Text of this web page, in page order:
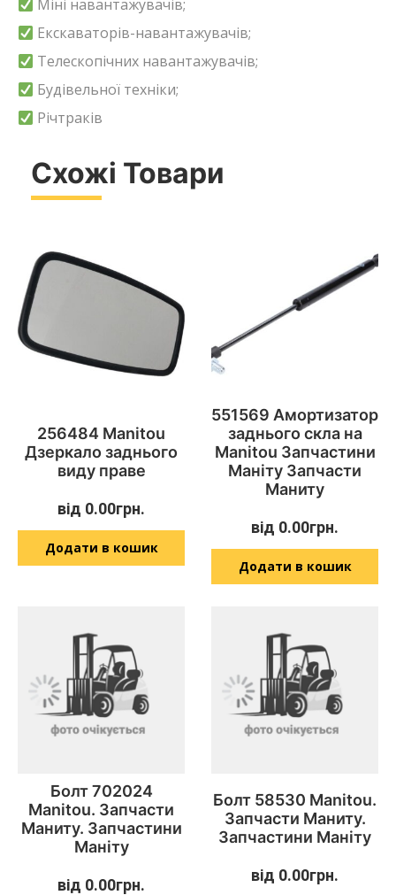
Міні навантажувачів;
Екскаваторів-навантажувачів;
Телескопічних навантажувачів;
Будівельної техніки;
Річтраків
Схожі Товари
256484 Manitou
Дзеркало заднього
виду праве
від 0.00грн.
Додати в кошик
551569 Амортизатор
заднього скла на
Manitou Запчастини
Маніту Запчасти
Маниту
від 0.00грн.
Додати в кошик
Болт 702024
Manitou. Запчасти
Маниту. Запчастини
Маніту
від 0.00грн.
Болт 58530 Manitou.
Запчасти Маниту.
Запчастини Маніту
від 0.00грн.